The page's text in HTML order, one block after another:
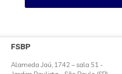
FSBP
Alameda Jaú, 1742 – sala 51 -